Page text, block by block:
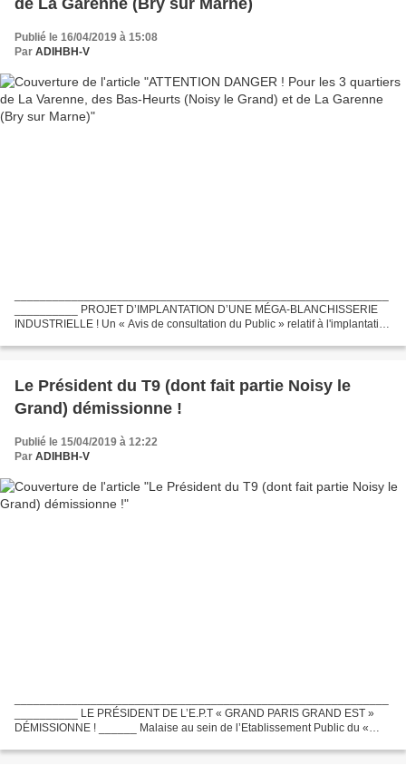
de La Garenne (Bry sur Marne)
Publié le 16/04/2019 à 15:08
Par ADIHBH-V
__________ PROJET D’IMPLANTATION D’UNE MÉGA-BLANCHISSERIE
INDUSTRIELLE ! Un « Avis de consultation du Public » relatif à l'implantation
Le Président du T9 (dont fait partie Noisy le
Grand) démissionne !
Publié le 15/04/2019 à 12:22
Par ADIHBH-V
__________ LE PRÉSIDENT DE L’E.P.T « GRAND PARIS GRAND EST »
DÉMISSIONNE ! ______ Malaise au sein de l’Etablissement Public du «